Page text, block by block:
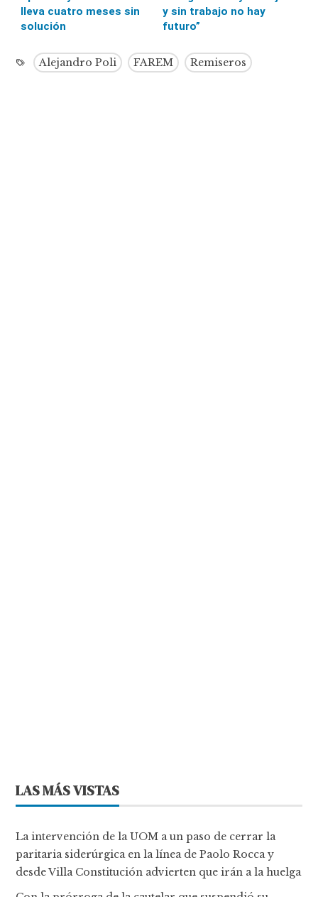
lleva cuatro meses sin
solución
y sin trabajo no hay
futuro”
Alejandro Poli FAREM Remiseros
LAS MÁS VISTAS
La intervención de la UOM a un paso de cerrar la
paritaria siderúrgica en la línea de Paolo Rocca y
desde Villa Constitución advierten que irán a la huelga